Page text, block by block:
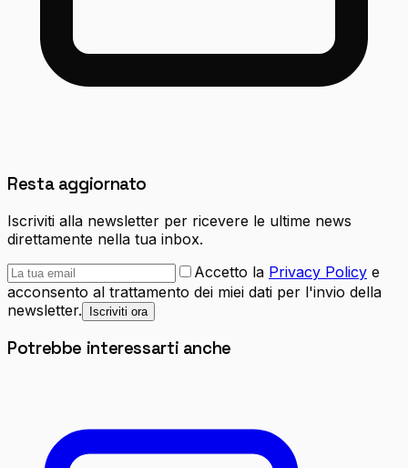
Resta aggiornato
Iscriviti alla newsletter per ricevere le ultime news
direttamente nella tua inbox.
Accetto la Privacy Policy e
acconsento al trattamento dei miei dati per l'invio della
newsletter.
Iscriviti ora
Potrebbe interessarti anche